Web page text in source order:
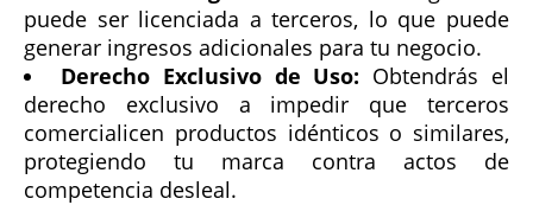
puede ser licenciada a terceros, lo que puede
generar ingresos adicionales para tu negocio.
Derecho Exclusivo de Uso: Obtendrás el
derecho exclusivo a impedir que terceros
comercialicen productos idénticos o similares,
protegiendo tu marca contra actos de
competencia desleal.